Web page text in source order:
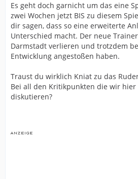
Es geht doch garnicht um das eine
zwei Wochen jetzt BIS zu diesem
dir sagen, dass so eine erweiterte
Unterschied macht. Der neue
Darmstadt verlieren und trotzdem
Entwicklung angestoßen haben.
Traust du wirklich Kniat zu das
Bei all den Kritikpunkten die wir
diskutieren?